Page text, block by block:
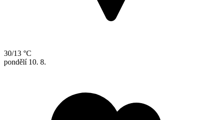
30/13 °C
pondělí 10. 8.